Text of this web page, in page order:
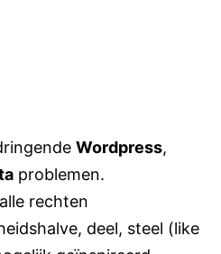
Wordpress,
problemen.
rechten
deel, steel (like